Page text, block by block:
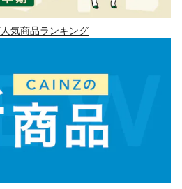
気商品ランキング